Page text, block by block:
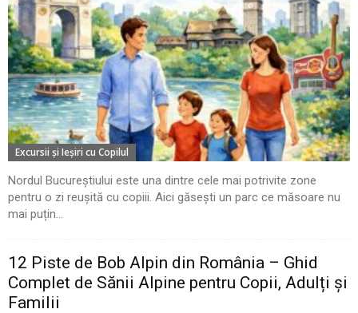
Excursii şi Ieşiri cu Copilul
Nordul Bucureștiului este una dintre cele mai potrivite zone
pentru o zi reușită cu copiii. Aici găsești un parc ce măsoare nu
mai puțin...
12 Piste de Bob Alpin din România – Ghid
Complet de Sănii Alpine pentru Copii, Adulți și
Familii